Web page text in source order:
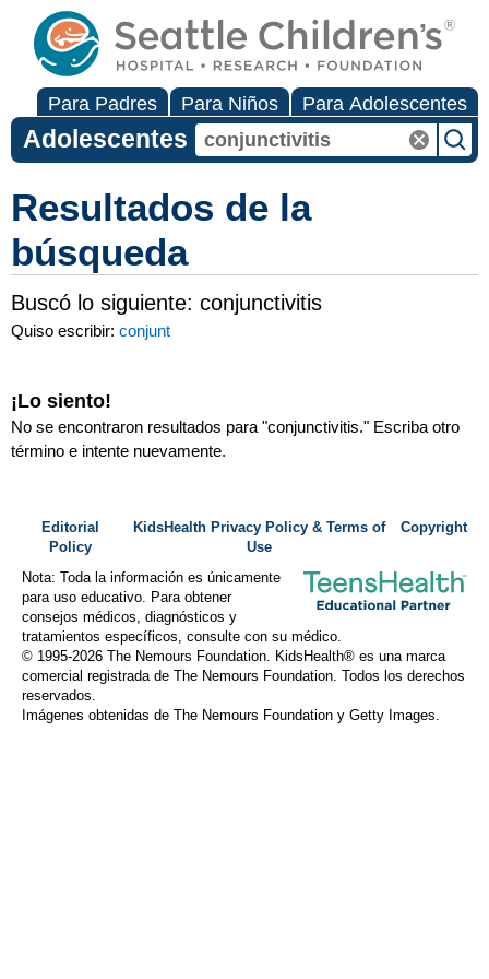
Para Padres Para Niños Para Adolescentes
Adolescentes
Resultados de la
búsqueda
Buscó lo siguiente: conjunctivitis
Quiso escribir: conjunt
¡Lo siento!
No se encontraron resultados para "conjunctivitis." Escriba otro
término e intente nuevamente.
Editorial
Policy
KidsHealth Privacy Policy & Terms of
Use
Copyright
Nota: Toda la información es únicamente
para uso educativo. Para obtener
consejos médicos, diagnósticos y
tratamientos específicos, consulte con su médico.
© 1995-2026 The Nemours Foundation. KidsHealth® es una marca
comercial registrada de The Nemours Foundation. Todos los derechos
reservados.
Imágenes obtenidas de The Nemours Foundation y Getty Images.